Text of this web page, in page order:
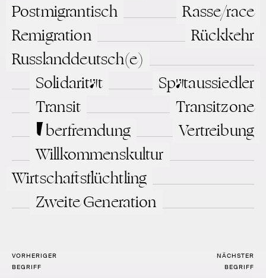
Postmigrantisch
Rasse/race
Remigration
Rückkehr
Russlanddeutsch(e)
Solidarität
Spätaussiedler
Transit
Transitzone
Überfremdung
Vertreibung
Willkommenskultur
Wirtschaftsflüchtling
Zweite Generation
VORHERIGER
BEGRIFF
NÄCHSTER
BEGRIFF